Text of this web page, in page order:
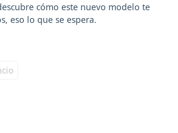
cómo este nuevo modelo te
eso lo que se espera.